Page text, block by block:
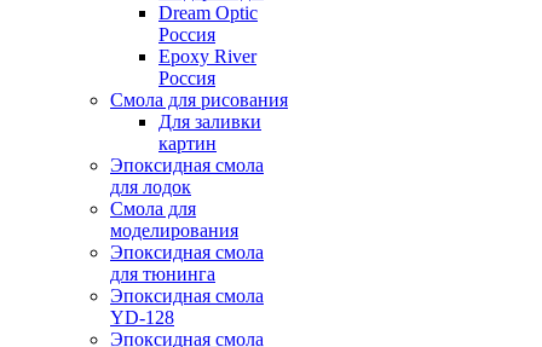
Dream Optic
Россия
Epoxy River
Россия
Смола для рисования
Для заливки
картин
Эпоксидная смола
для лодок
Смола для
моделирования
Эпоксидная смола
для тюнинга
Эпоксидная смола
YD-128
Эпоксидная смола